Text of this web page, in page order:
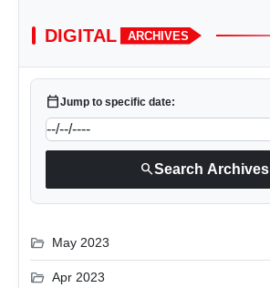
DIGITAL ARCHIVES
calendar_todayJump to specific date:
searchSearch Archives
folder_open May 2023
folder_open Apr 2023